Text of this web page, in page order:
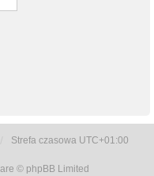
Strefa czasowa UTC+01:00
© phpBB Limited